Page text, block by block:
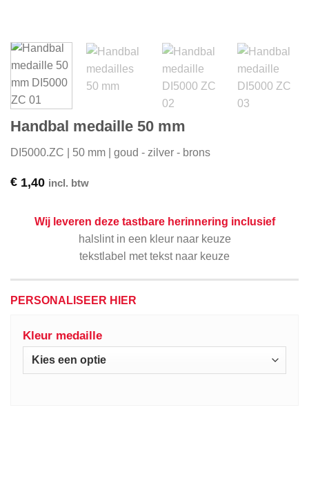
Handbal medaille 50 mm
DI5000.ZC | 50 mm | goud - zilver - brons
€ 1,40 incl. btw
Wij leveren deze tastbare herinnering inclusief
halslint in een kleur naar keuze
tekstlabel met tekst naar keuze
PERSONALISEER HIER
Kleur medaille